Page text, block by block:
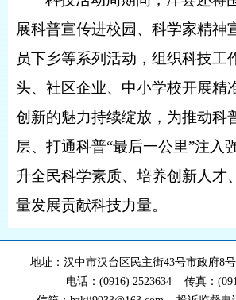
展科普宣传进校园、科学家精神
员下乡等系列活动，组织科技工
头、社区企业、中小学校开展精
创新的魅力持续绽放，为推动科
层、打通科普“最后一公里”注入
升全民科学素质、培养创新人才
量发展贡献科技力量。
地址：汉中市汉台区民主街43号市政府8
电话：(0916) 2523634 传真：